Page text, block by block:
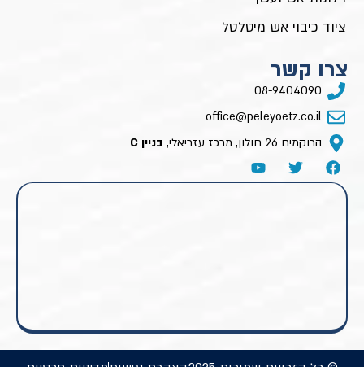
ציוד כיבוי אש מיטלטל
צרו קשר
08-9404090
office@peleyoetz.co.il
הרוקמים 26 חולון, מרכז עזריאלי,
בניין C